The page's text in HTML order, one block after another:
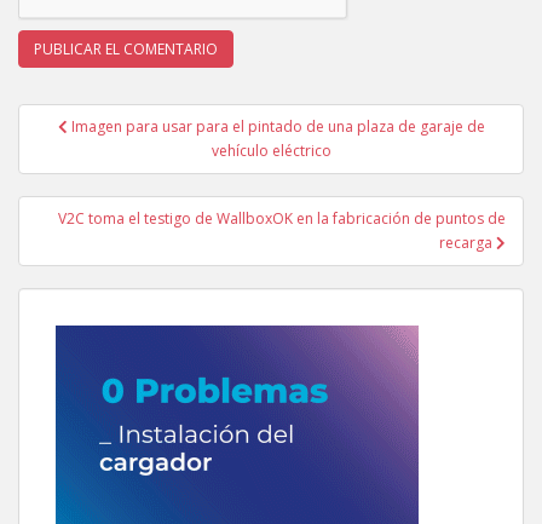
Navegación
entradas
Imagen para usar para el pintado de una plaza de garaje de
vehículo eléctrico
V2C toma el testigo de WallboxOK en la fabricación de puntos de
recarga